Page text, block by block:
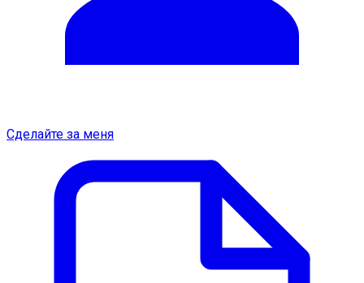
Сделайте за меня